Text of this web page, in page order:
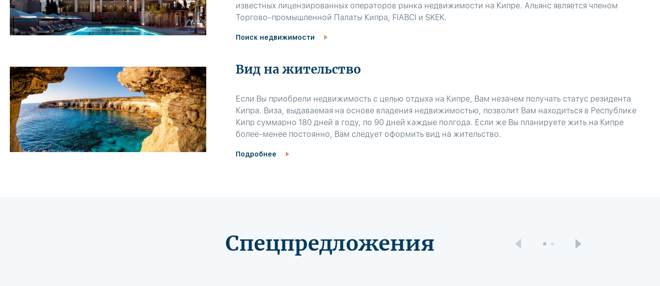
известных лицензированных операторов рынка недвижимости на Кипре. Альянс является членом
Торгово-промышленной Палаты Кипра, FIABCI и SKEK.
Поиск недвижимости
Вид на жительство
Если Вы приобрели недвижимость с целью отдыха на Кипре, Вам незачем получать статус резидента
Кипра. Виза, выдаваемая на основе владения недвижимостью, позволит Вам находиться в Республике
Кипр суммарно 180 дней в году, по 90 дней каждые полгода. Если же Вы планируете жить на Кипре
более-менее постоянно, Вам следует оформить вид на жительство.
Подробнее
Спецпредложения